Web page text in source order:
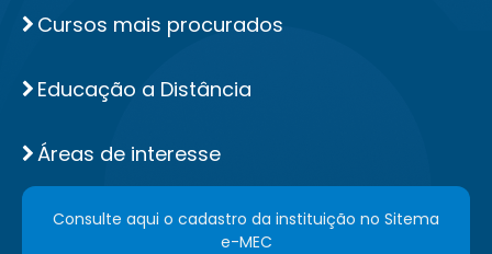
Cursos mais procurados
Educação a Distância
Áreas de interesse
Consulte aqui o cadastro da instituição no Sitema
e-MEC